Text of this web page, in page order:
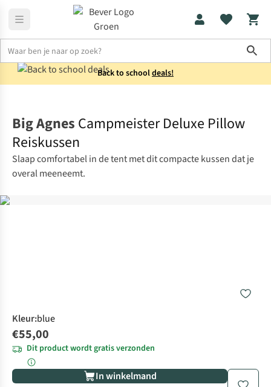
Back to schooldeals!
Big Agnes Campmeister Deluxe Pillow
Reiskussen
Slaap comfortabel in de tent met dit compacte kussen dat je
overal meeneemt.
Kleur:blue
€55,00
Dit product wordt gratis verzonden
In winkelmand